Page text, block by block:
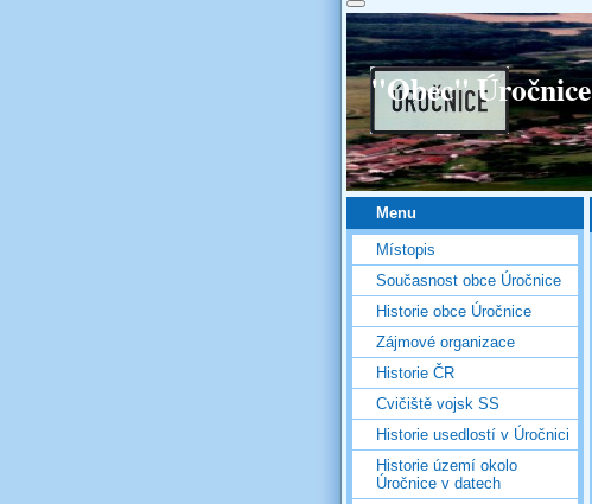
"Obec" Úročnice
Menu
Místopis
Současnost obce Úročnice
Historie obce Úročnice
Zájmové organizace
Historie ČR
Cvičiště vojsk SS
Historie usedlostí v Úročnici
Historie území okolo
Úročnice v datech